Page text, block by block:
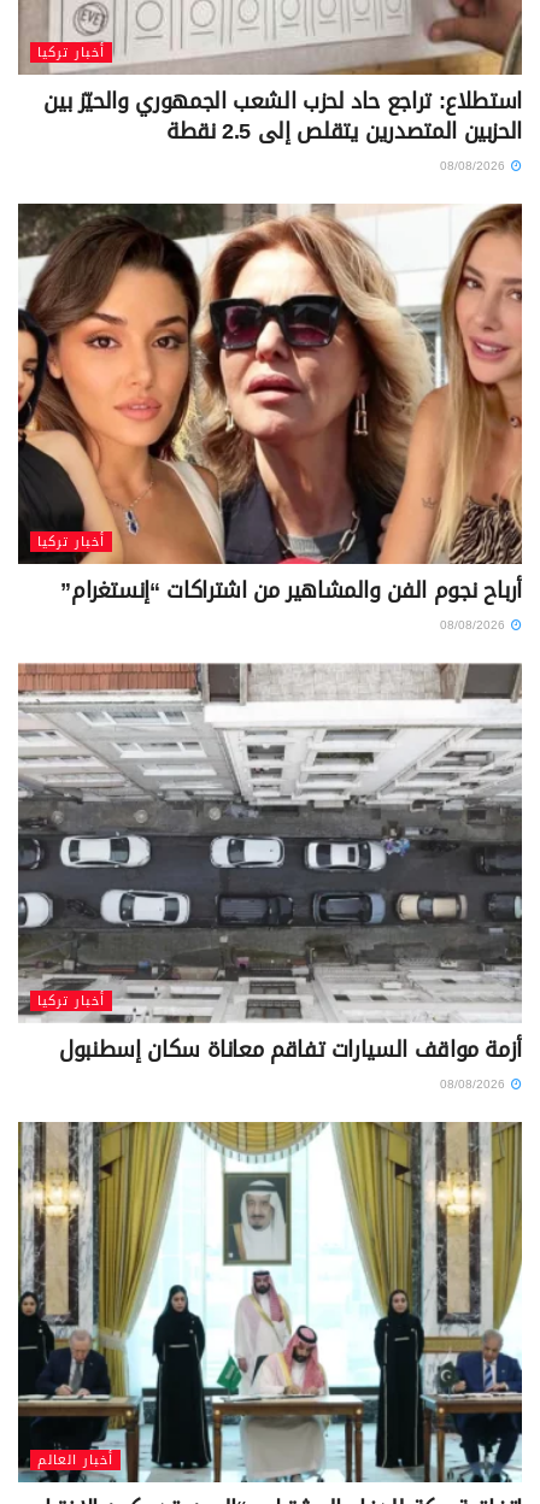
أخبار تركيا
استطلاع: تراجع حاد لحزب الشعب الجمهوري والحيّز بين
الحزبين المتصدرين يتقلص إلى 2.5 نقطة
أخبار تركيا
أرباح نجوم الفن والمشاهير من اشتراكات “إنستغرام”
أخبار تركيا
أزمة مواقف السيارات تفاقم معاناة سكان إسطنبول
أخبار العالم